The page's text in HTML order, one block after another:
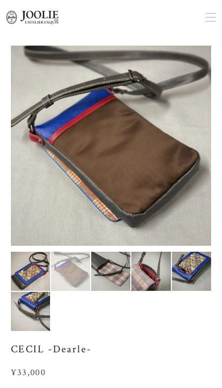
CECIL -Dearle-
¥33,000